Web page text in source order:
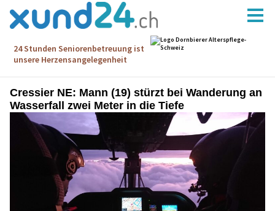
Cressier NE: Mann (19) stürzt bei Wanderung an
Wasserfall zwei Meter in die Tiefe